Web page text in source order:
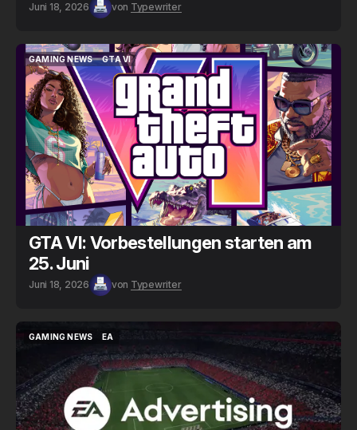
Juni 18, 2026 von Typewriter
GAMING NEWS
GAMING NEWS
GTA VI
GTA VI
GTA VI: Vorbestellungen starten am
25. Juni
Juni 18, 2026 von Typewriter
GAMING NEWS
EA
EA